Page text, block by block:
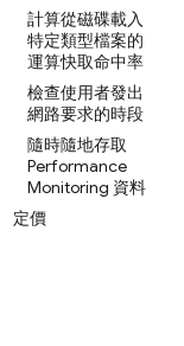
計算從磁碟載入
特定類型檔案的
運算快取命中率
檢查使用者發出
網路要求的時段
隨時隨地存取
Performance
Monitoring 資料
定價